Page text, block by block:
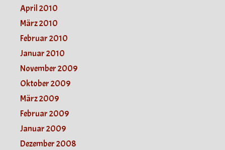
April 2010
März 2010
Februar 2010
Januar 2010
November 2009
Oktober 2009
März 2009
Februar 2009
Januar 2009
Dezember 2008